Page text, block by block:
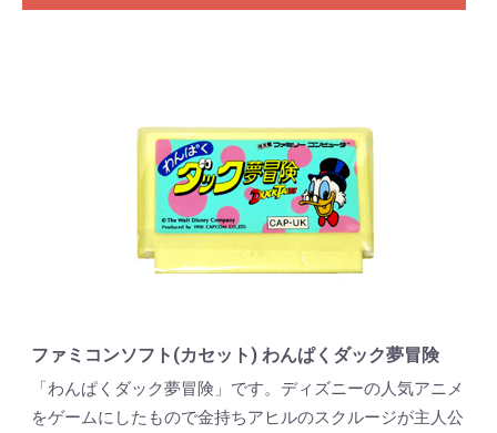
ファミコンソフト(カセット) わんぱくダック夢冒険
「わんぱくダック夢冒険」です。ディズニーの人気アニメ
をゲームにしたもので金持ちアヒルのスクルージが主人公